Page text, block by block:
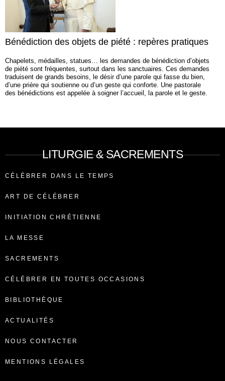
Bénédiction des objets de piété : repères pratiques
Chapelets, médailles, statues… les demandes de bénédiction d’objets
de piété sont fréquentes, surtout dans les sanctuaires. Ces demandes
traduisent de grands besoins, le désir d’une parole qui fasse du bien,
d’une prière qui soutienne ou d’un geste qui conforte. Une pastorale
des bénédictions est appelée à soigner l’accueil, la parole et le geste.
LITURGIE & SACREMENTS
CÉLÉBRER DANS LE TEMPS
ART DE CÉLÉBRER
INITIATION CHRÉTIENNE
LA MESSE
SACREMENTS
CÉLÉBRER EN TOUTES OCCASIONS
BIBLIOTHÈQUE
ACTUALITÉS
NOUS CONTACTER
MENTIONS LÉGALES